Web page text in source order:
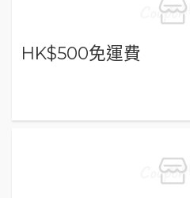
HK$500免運費